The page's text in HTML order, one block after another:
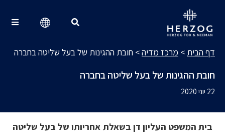
דף הבית > מרכז מדיה> חובת ההגינות של בעל שליטה בחברה
חובת ההגינות של בעל שליטה בחברה
22 יוני 2020
בית המשפט העליון דן בשאלת אחריותו של בעל שליטה